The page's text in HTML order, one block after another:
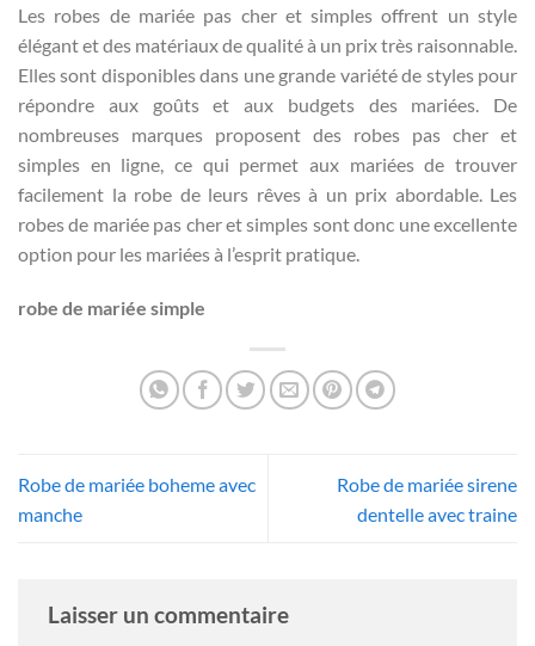
Les robes de mariée pas cher et simples offrent un style
élégant et des matériaux de qualité à un prix très raisonnable.
Elles sont disponibles dans une grande variété de styles pour
répondre aux goûts et aux budgets des mariées. De
nombreuses marques proposent des robes pas cher et
simples en ligne, ce qui permet aux mariées de trouver
facilement la robe de leurs rêves à un prix abordable. Les
robes de mariée pas cher et simples sont donc une excellente
option pour les mariées à l’esprit pratique.
robe de mariée simple
Robe de mariée boheme avec
manche
Robe de mariée sirene
dentelle avec traine
Laisser un commentaire